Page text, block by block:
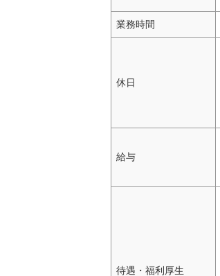
業務時間
休日
給与
待遇・福利厚生